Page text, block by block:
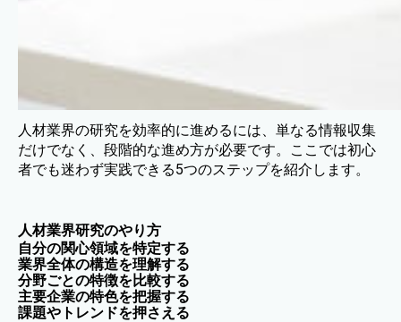
人材業界の研究を効率的に進めるには、単なる情報収集
だけでなく、段階的な進め方が必要です。ここでは初心
者でも迷わず実践できる5つのステップを紹介します。
人材業界研究のやり方
自分の関心領域を特定する
業界全体の構造を理解する
分野ごとの特徴を比較する
主要企業の特色を把握する
課題やトレンドを押さえる